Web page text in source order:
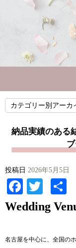
カテゴリー別アーカ
納品実績のある
投稿日 2026年5月5日
Facebook
Wedding
名古屋を中心に、全国の